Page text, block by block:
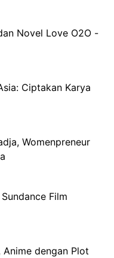
Novel Love O2O -
Ciptakan Karya
Womenpreneur
Film
Anime dengan Plot